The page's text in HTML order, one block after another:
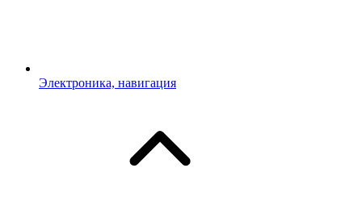
Электроника, навигация